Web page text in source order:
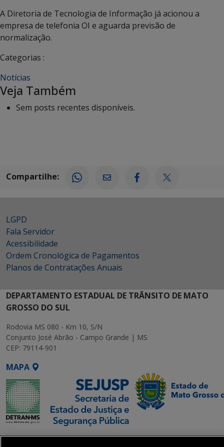
A Diretoria de Tecnologia de Informação já acionou a
empresa de telefonia OI e aguarda previsão de
normalização.
Categorias :
Notícias
Veja Também
Sem posts recentes disponíveis.
Compartilhe:
LGPD
Fala Servidor
Acessibilidade
Ordem Cronológica de Pagamentos
Planos de Contratações Anuais
DEPARTAMENTO ESTADUAL DE TRÂNSITO DE MATO
GROSSO DO SUL
Rodovia MS 080 - Km 10, S/N
Conjunto José Abrão - Campo Grande | MS
CEP: 79114-901
MAPA
SETDIG | Secretaria-